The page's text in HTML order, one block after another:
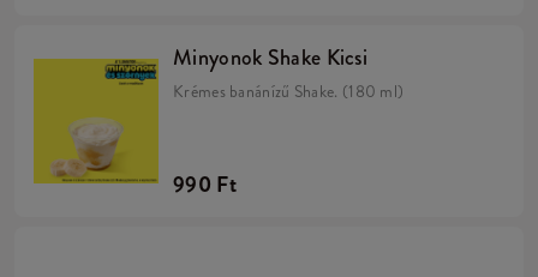
Minyonok Shake Kicsi
Krémes banánízű Shake. (180 ml)
990 Ft